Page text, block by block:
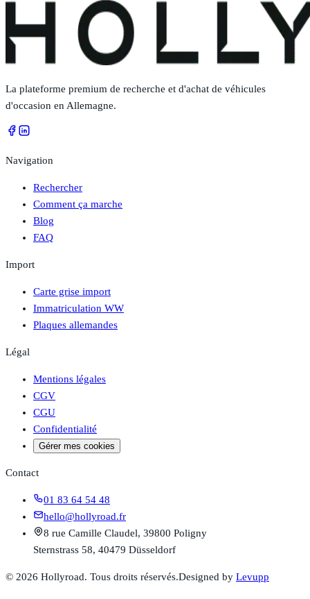
La plateforme premium de recherche et d'achat de véhicules
d'occasion en Allemagne.
Navigation
Rechercher
Comment ça marche
Blog
FAQ
Import
Carte grise import
Immatriculation WW
Plaques allemandes
Légal
Mentions légales
CGV
CGU
Confidentialité
Gérer mes cookies
Contact
01 83 64 54 48
hello@hollyroad.fr
8 rue Camille Claudel, 39800 Poligny
Sternstrass 58, 40479 Düsseldorf
© 2026 Hollyroad. Tous droits réservés.Designed by Levupp